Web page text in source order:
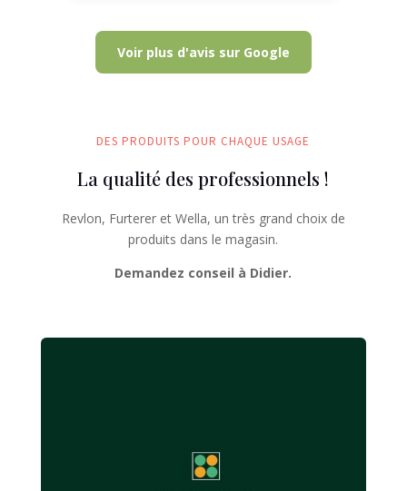
Voir plus d'avis sur Google
DES PRODUITS POUR CHAQUE USAGE
La qualité des professionnels !
Revlon, Furterer et Wella, un très grand choix de
produits dans le magasin.
Demandez conseil à Didier.